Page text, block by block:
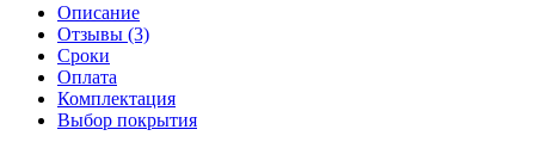
Описание
Отзывы (3)
Сроки
Оплата
Комплектация
Выбор покрытия